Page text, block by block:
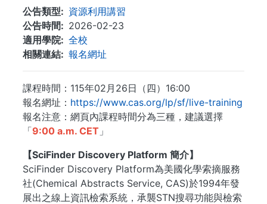
公告類型
資源利用講習
公告時間
2026-02-23
適用學院
全校
相關連結
報名網址
課程時間：115年02月26日（四）16:00
報名網址： https://www.cas.org/lp/sf/live-training
報名注意：網頁內課程時間分為三種，建議選擇
「9:00 a.m. CET 」
【SciFinder Discovery Platform 簡介】
SciFinder Discovery Platform為美國化學索摘服務
社(Chemical Abstracts Service, CAS)於1994年發
展出之線上資訊檢索系統，承襲STN搜尋功能與檢索